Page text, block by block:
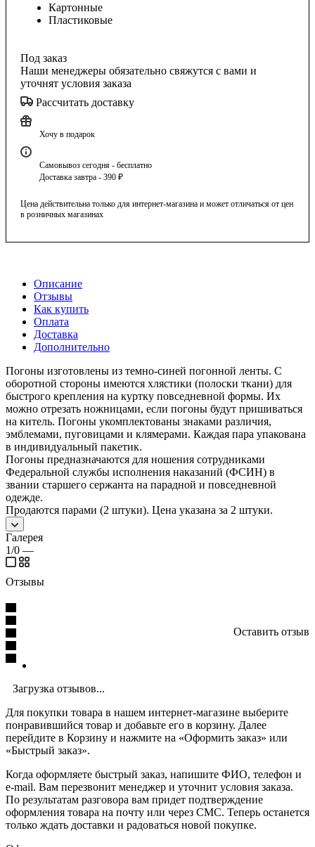
Картонные
Пластиковые
Под заказ
Наши менеджеры обязательно свяжутся с вами и
уточнят условия заказа
Рассчитать доставку
Хочу в подарок
Самовывоз сегодня - бесплатно
Доставка завтра - 390 ₽
Цена действительна только для интернет-магазина и может отличаться от цен
в розничных магазинах
Описание
Отзывы
Как купить
Оплата
Доставка
Дополнительно
Погоны изготовлены из темно-синей погонной ленты. С
оборотной стороны имеются хлястики (полоски ткани) для
быстрого крепления на куртку повседневной формы. Их
можно отрезать ножницами, если погоны будут пришиваться
на китель. Погоны укомплектованы знаками различия,
эмблемами, пуговицами и клямерами. Каждая пара упакована
в индивидуальный пакетик.
Погоны предназначаются для ношения сотрудниками
Федеральной службы исполнения наказаний (ФСИН) в
звании старшего сержанта на парадной и повседневной
одежде.
Продаются парами (2 штуки). Цена указана за 2 штуки.
Галерея
1/0 —
Отзывы
Оставить отзыв
Загрузка отзывов...
Для покупки товара в нашем интернет-магазине выберите
понравившийся товар и добавьте его в корзину. Далее
перейдите в Корзину и нажмите на «Оформить заказ» или
«Быстрый заказ».
Когда оформляете быстрый заказ, напишите ФИО, телефон и
e-mail. Вам перезвонит менеджер и уточнит условия заказа.
По результатам разговора вам придет подтверждение
оформления товара на почту или через СМС. Теперь останется
только ждать доставки и радоваться новой покупке.